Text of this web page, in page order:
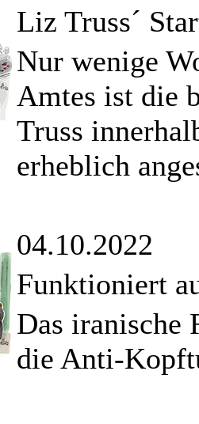
Liz Truss´
Nur wenige
Amtes ist die
Truss
erheblich
04.10.2022
Funktioniert
Das iranische
die Anti-